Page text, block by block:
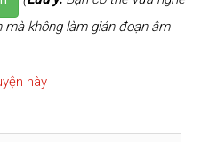
mà không làm gián đoạn âm
này